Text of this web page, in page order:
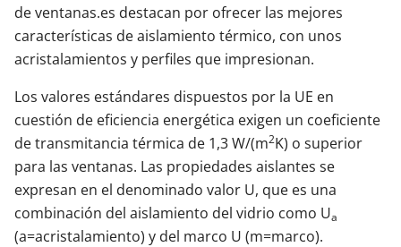
de ventanas.es destacan por ofrecer las mejores
características de aislamiento térmico, con unos
acristalamientos y perfiles que impresionan.
Los valores estándares dispuestos por la UE en
cuestión de eficiencia energética exigen un coeficiente
de transmitancia térmica de 1,3 W/(m2K) o superior
para las ventanas. Las propiedades aislantes se
expresan en el denominado valor U, que es una
combinación del aislamiento del vidrio como Ua
(a=acristalamiento) y del marco U (m=marco).